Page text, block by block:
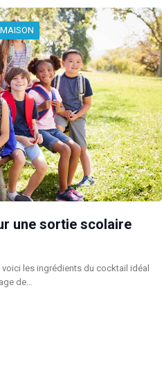
MAISON
une sortie scolaire
les ingrédients du cocktail idéal
de…